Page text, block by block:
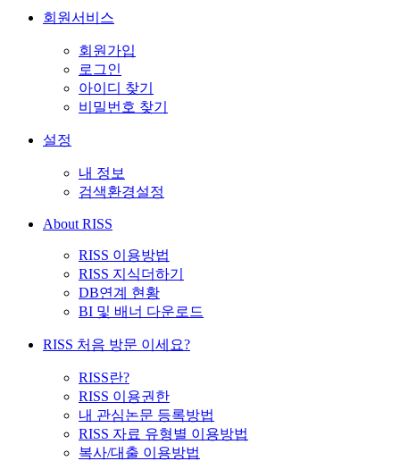
회원서비스
회원가입
로그인
아이디 찾기
비밀번호 찾기
설정
내 정보
검색환경설정
About RISS
RISS 이용방법
RISS 지식더하기
DB연계 현황
BI 및 배너 다운로드
RISS 처음 방문 이세요?
RISS란?
RISS 이용권한
내 관심논문 등록방법
RISS 자료 유형별 이용방법
복사/대출 이용방법